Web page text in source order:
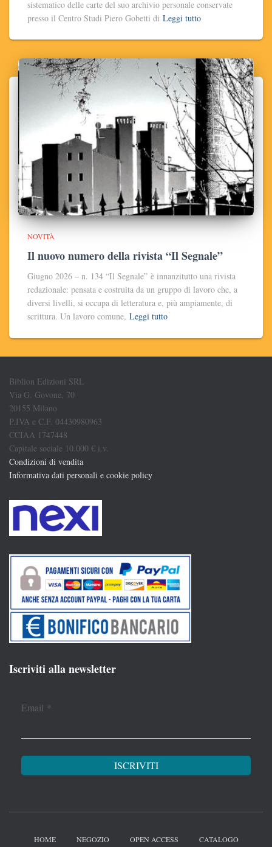
sistematico delle carte del suo archivio personale conservate
presso il Centro Studi Piero Gobetti di Leggi tutto
NOVITÀ
Il nuovo numero della rivista “Il Segnale”
Giugno 2026 – n. 134 “Il Segnale” è innanzitutto una rivista
redazionale: pensata e costruita da un gruppo di lavoro che, a
diversi livelli, si occupa di letteratura e, più ampiamente, di
scrittura. Un lavoro comune, Leggi tutto
Biblion Edizioni SRL
Via G. Govone, 70
20155 Milano
P.IVA e C.F. 04430980963
CCIAA 1747448
Capitale sociale 10.000 € i.v.
Condizioni di vendita
Informativa dati personali e cookie policy
Iscriviti alla newsletter
Email *
HOME NEGOZIO OPEN ACCESS CATALOGO